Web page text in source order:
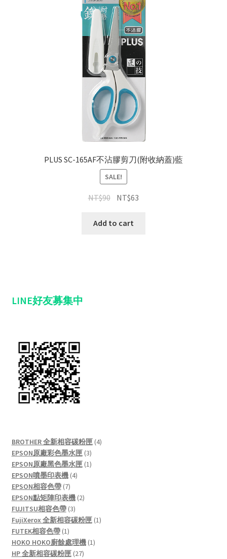
PLUS SC-165AF不沾膠剪刀(附收納蓋)藍
SALE!
NT$90 NT$63
Add to cart
LINE好友募集中
BROTHER 全新相容碳粉匣 44
EPSON原廠彩色墨水匣 33
products
EPSON原廠黑色墨水匣 11
EPSON噴墨印表機 44
EPSON相容色帶 77
products
EPSON點矩陣印表機 22
FUJITSU相容色帶 33
products
FujiXerox 全新相容碳粉匣 11
FUTEK相容色帶 11
product
HOKO HOKO廚餘處理機 11
HP 全新相容碳粉匣 2727